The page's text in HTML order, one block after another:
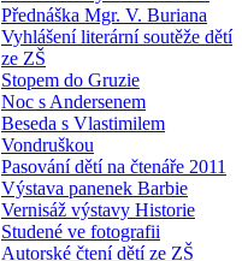
Přednáška Mgr. V. Buriana
Vyhlášení literární soutěže dětí
ze ZŠ
Stopem do Gruzie
Noc s Andersenem
Beseda s Vlastimilem
Vondruškou
Pasování dětí na čtenáře 2011
Výstava panenek Barbie
Vernisáž výstavy Historie
Studené ve fotografii
Autorské čtení dětí ze ZŠ